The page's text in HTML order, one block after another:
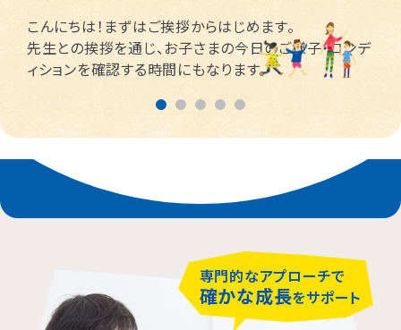
こんにちは！まずはご挨拶からはじめます。
先生との挨拶を通じ、お子さまの今日のご様子・コンデ
ィションを確認する時間にもなります。
専門的なアプローチで
確かな成長をサポート
さいたま市南区
富士見市
所沢市
北区
千代田区
八王子市
横浜市鶴見区
相模原市緑区
川崎市多摩区
大阪市此花区
堺市堺区
大阪市東淀川区